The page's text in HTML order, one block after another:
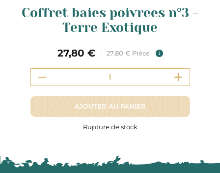
Coffret baies poivrees n°3 -
Terre Exotique
27,80 € 27,80 € Pièce i
AJOUTER AU PANIER
Rupture de stock